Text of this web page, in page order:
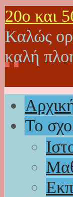
20o και
Καλώς
καλή
Το